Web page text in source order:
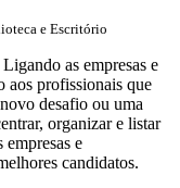
e Escritório
as empresas e
aos profissionais que
desafio ou uma
organizar e listar
empresas e
candidatos.